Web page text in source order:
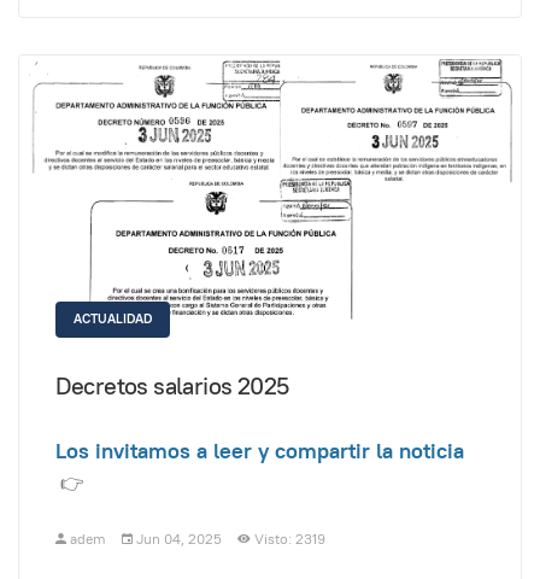
ACTUALIDAD
Decretos salarios 2025
Los invitamos a leer y compartir la noticia
👉
adem Jun 04, 2025 Visto: 2319